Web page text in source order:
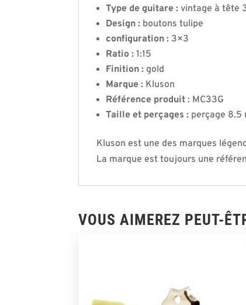
Type de guitare : vintage à tête
Design : boutons tulipe
configuration : 3×3
Ratio : 1:15
Finition : gold
Marque : Kluson
Référence produit : MC33G
Taille et perçages : perçage 8.5
Kluson est une des marques
La marque est toujours une
VOUS AIMEREZ PEUT-